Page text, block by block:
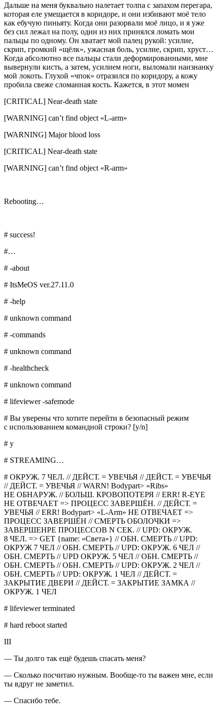
Дальше на меня буквально налетает толпа с запахом перегара,
которая еле умещается в коридоре, и они избивают моё тело
как ебучую пиньяту. Когда они разорвали моё лицо, и я уже
без сил лежал на полу, один из них принялся ломать мои
пальцы по одному. Он хватает мой палец рукой: усилие,
скрип, громкий «щёлк», ужасная боль, усилие, скрип, хруст…
Когда абсолютно все пальцы стали деформированными, мне
вывернули кисть, а затем, усилием ноги, выломали наизнанку
мой локоть. Глухой «чпок» отразился по коридору, а кожу
пробила свеже сломанная кость. Кажется, в этот момен
[CRITICAL] Near-death state
[WARNING] can’t find object «L-arm»
[WARNING] Majorblood loss
[CRITICAL] Near-death state
[WARNING] can’t find object «R-arm»
Rebooting…
# success!
#…
# -about
# ItsMeOS ver.27.11.0
# -help
# unknown command
# -commands
# unknown command
# -healthcheck
# unknown command
# lifeviewer -safemode
# Вы уверены что хотите перейти в безопасный режим
с использованием командной строки? [y/n]
# y
# STREAMING…
# ОКРУЖ. 7 ЧЕЛ. // ДЕЙСТ. = УВЕЧЬЯ // ДЕЙСТ. = УВЕЧЬЯ
// ДЕЙСТ. = УВЕЧЬЯ // WARN! Bodypart> «Ribs»
НЕ ОБНАРУЖ. // БОЛЬШ. КРОВОПОТЕРЯ // ERR! R-EYE
НЕ ОТВЕЧАЕТ => ПРОЦЕСС ЗАВЕРШЁН. // ДЕЙСТ. =
УВЕЧЬЯ // ERR! Bodypart> «L-Arm» НЕ ОТВЕЧАЕТ =>
ПРОЦЕСС ЗАВЕРШЁН // СМЕРТЬ ОБОЛОЧКИ =>
ЗАВЕРШЕНРЕ ПРОЦЕССОВ N СЕК. // UPD: ОКРУЖ.
8 ЧЕЛ. => GET {name: «Света»} // ОБН. СМЕРТЬ // UPD:
ОКРУЖ 7 ЧЕЛ // ОБН. СМЕРТЬ // UPD: ОКРУЖ. 6 ЧЕЛ //
ОБН. СМЕРТЬ // UPD ОКРУЖ. 5 ЧЕЛ // ОБН. СМЕРТЬ //
ОБН. СМЕРТЬ // ОБН. СМЕРТЬ // UPD: ОКРУЖ. 2 ЧЕЛ //
ОБН. СМЕРТЬ // UPD: ОКРУЖ. 1 ЧЕЛ // ДЕЙСТ. =
ЗАКРЫТИЕ ДВЕРИ // ДЕЙСТ. = ЗАКРЫТИЕ ЗАМКА //
ОКРУЖ. 1 ЧЕЛ
# lifeviewer terminated
# hard reboot started
III
— Ты долго так ещё будешь спасать меня?
— Сколько посчитаю нужным. Вообще-то ты важен мне, если
ты вдруг не заметил.
— Спасибо тебе.